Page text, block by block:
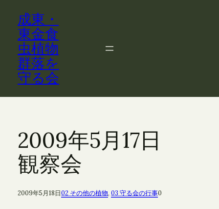
成東・
東金食
虫植物
群落を
守る会
2009年5月17日
観察会
2009年5月18日02 その他の植物, 03 守る会の行事0